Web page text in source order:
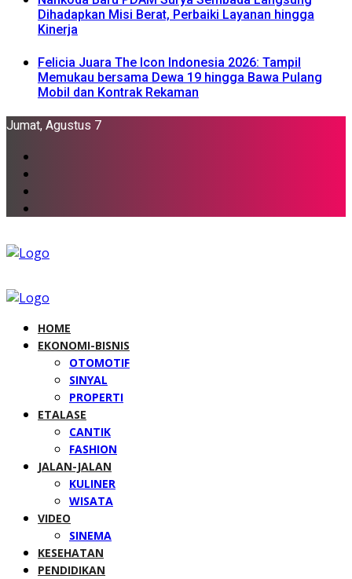
Dihadapkan Misi Berat, Perbaiki Layanan hingga
Kinerja
Felicia Juara The Icon Indonesia 2026: Tampil
Memukau bersama Dewa 19 hingga Bawa Pulang
Mobil dan Kontrak Rekaman
Jumat, Agustus 7
HOME
EKONOMI-BISNIS
OTOMOTIF
SINYAL
PROPERTI
ETALASE
CANTIK
FASHION
JALAN-JALAN
KULINER
WISATA
VIDEO
SINEMA
KESEHATAN
PENDIDIKAN